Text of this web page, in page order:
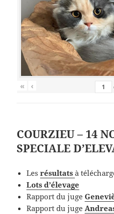
« ‹
COURZIEU – 14
SPECIALE
Lesrésultats à
Lots d’élevage
Rapport du juge
Rapport du juge